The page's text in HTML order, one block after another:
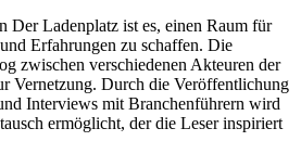
Der Ladenplatz ist es, einen Raum für
Erfahrungen zu schaffen. Die
zwischen verschiedenen Akteuren der
Vernetzung. Durch die Veröffentlichung
Interviews mit Branchenführern wird
ermöglicht, der die Leser inspiriert